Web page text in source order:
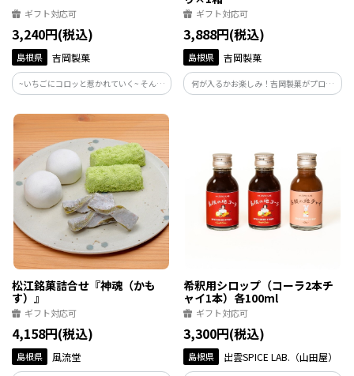
ギフト対応可
3,240円(税込)
島根県 吉岡製菓
~いちごにコロッと惹かれていく~ そんな
和菓子。
ギフト対応可
3,888円(税込)
島根県 吉岡製菓
何が入るかお楽しみ！吉岡製菓がプロデ
ュースするフルーツ大福のアソートセッ
注意ください。
松江銘菓詰合せ『神魂（かも
す）』
ギフト対応可
4,158円(税込)
島根県 風流堂
希釈用シロップ（コーラ2本チ
ャイ1本）各100ml
ギフト対応可
3,300円(税込)
島根県 出雲SPICE LAB.（山田屋）